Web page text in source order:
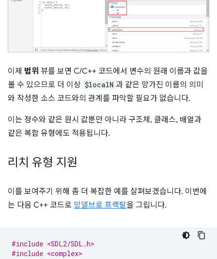
이제 범위 뷰를 보면 C/C++ 코드에서 변수의 원래 이름과 값을
볼 수 있으므로 더 이상 $localN 과 같은 망가진 이름의 의미
와 작성한 소스 코드와의 관계를 파악할 필요가 없습니다.
이는 정수와 같은 원시 값뿐만 아니라 구조체, 클래스, 배열과
같은 복합 유형에도 적용됩니다.
리치 유형 지원
이를 보여주기 위해 좀 더 복잡한 예를 살펴보겠습니다. 이번에
는 다음 C++ 코드로 망델브로 프랙탈을 그립니다.
#include <SDL2/SDL.h>
#include <complex>